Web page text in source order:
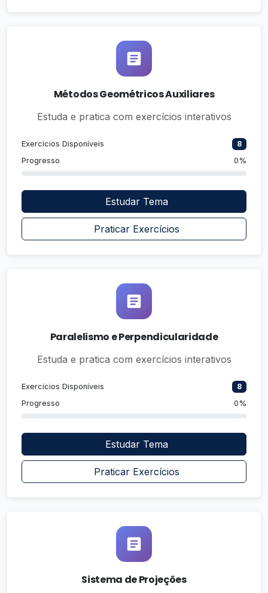
Métodos Geométricos Auxiliares
Estuda e pratica com exercícios interativos
Exercícios Disponíveis
8
Progresso
0%
Estudar Tema
Praticar Exercícios
Paralelismo e Perpendicularidade
Estuda e pratica com exercícios interativos
Exercícios Disponíveis
8
Progresso
0%
Estudar Tema
Praticar Exercícios
Sistema de Projeções